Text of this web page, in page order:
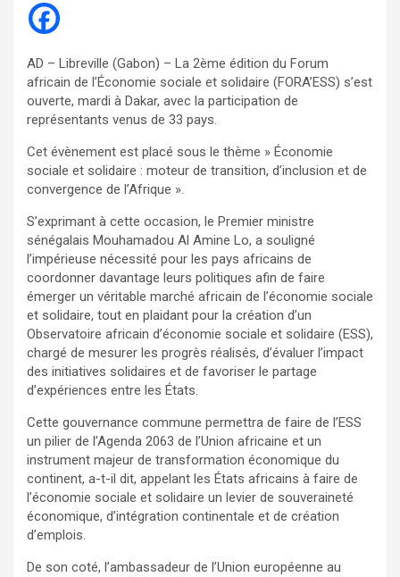
AD – Libreville (Gabon) – La 2ème édition du Forum
africain de l’Économie sociale et solidaire (FORA’ESS) s’est
ouverte, mardi à Dakar, avec la participation de
représentants venus de 33 pays.
Cet évènement est placé sous le thème » Économie
sociale et solidaire : moteur de transition, d’inclusion et de
convergence de l’Afrique ».
S’exprimant à cette occasion, le Premier ministre
sénégalais Mouhamadou Al Amine Lo, a souligné
l’impérieuse nécessité pour les pays africains de
coordonner davantage leurs politiques afin de faire
émerger un véritable marché africain de l’économie sociale
et solidaire, tout en plaidant pour la création d’un
Observatoire africain d’économie sociale et solidaire (ESS),
chargé de mesurer les progrès réalisés, d’évaluer l’impact
des initiatives solidaires et de favoriser le partage
d’expériences entre les États.
Cette gouvernance commune permettra de faire de l’ESS
un pilier de l’Agenda 2063 de l’Union africaine et un
instrument majeur de transformation économique du
continent, a-t-il dit, appelant les États africains à faire de
l’économie sociale et solidaire un levier de souveraineté
économique, d’intégration continentale et de création
d’emplois.
De son coté, l’ambassadeur de l’Union européenne au